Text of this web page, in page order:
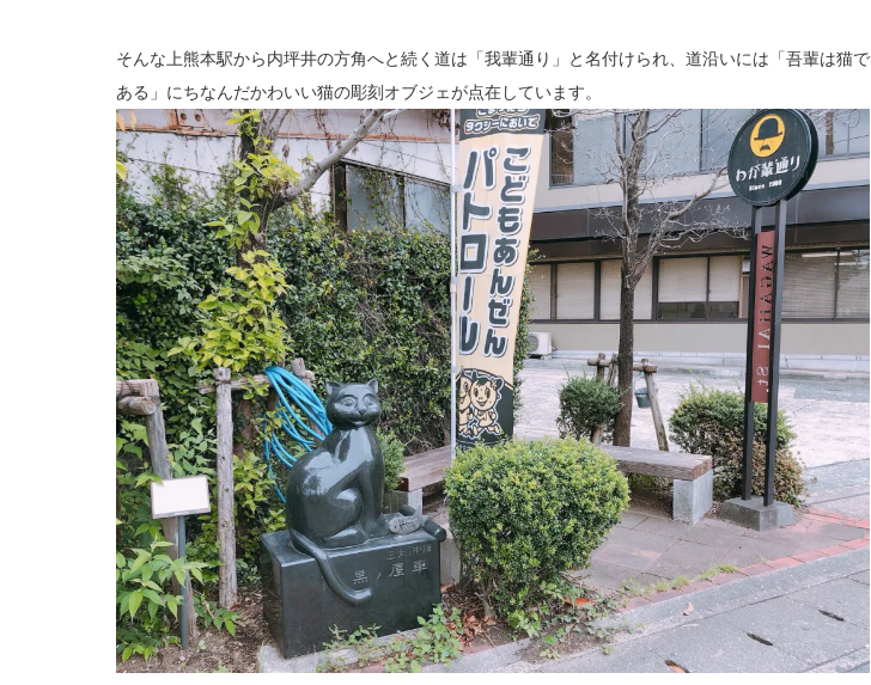
そんな上熊本駅から内坪井の方角へと続く道は「我輩通り」と名付けられ、道沿いには「吾輩は猫で
ある」にちなんだかわいい猫の彫刻オブジェが点在しています。